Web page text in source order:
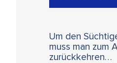
Um den
muss man zum
zurückkehren…